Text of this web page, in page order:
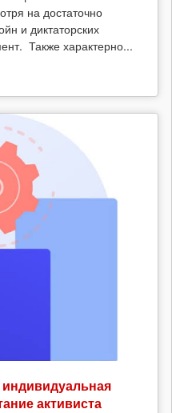
на достаточно
и диктаторских
Также характерно...
активиста